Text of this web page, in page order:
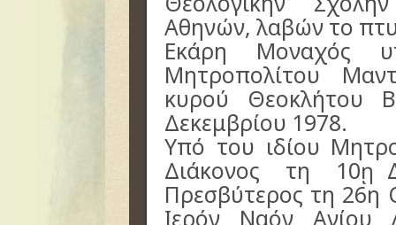
Αθηνών, λαβών το
Εκάρη Μοναχός
Μητροπολίτου
κυρού Θεοκλήτου
Δεκεμβρίου 1978.
Υπό του ιδίου
Διάκονος τη 10ῃ
Πρεσβύτερος τη 26η
Ιερόν Ναόν Αγίου